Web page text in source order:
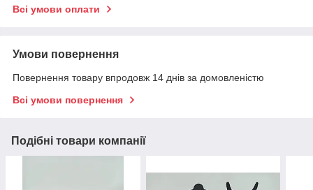
Всі умови оплати
Умови повернення
Повернення товару впродовж 14 днів за домовленістю
Всі умови повернення
Подібні товари компанії